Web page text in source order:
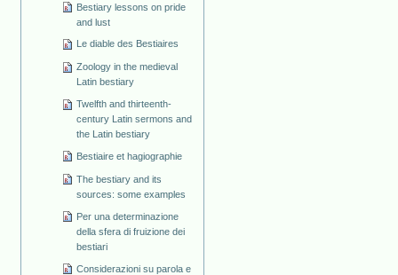
Bestiary lessons on pride
and lust
Le diable des Bestiaires
Zoology in the medieval
Latin bestiary
Twelfth and thirteenth-
century Latin sermons and
the Latin bestiary
Bestiaire et hagiographie
The bestiary and its
sources: some examples
Per una determinazione
della sfera di fruizione dei
bestiari
Considerazioni su parola e